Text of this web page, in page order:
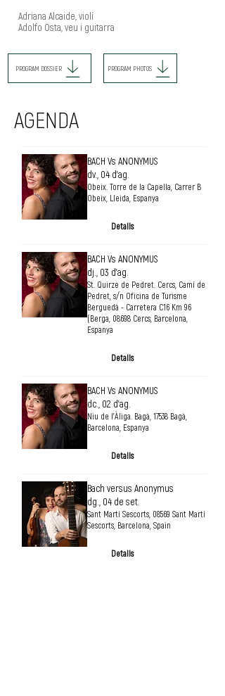
Adriana Alcaide, violí
Adolfo Osta, veu i guitarra
PROGRAM DOSSIER PROGRAM PHOTOS
AGENDA
BACH Vs ANONYMUS
dv., 04 d’ag.
Obeix. Torre de la Capella, Carrer B
Obeix, Lleida, Espanya
Detalls
BACH Vs ANONYMUS
dj., 03 d’ag.
St. Quirze de Pedret. Cercs, Camí de
Pedret, s/n Oficina de Turisme
Berguedà - Carretera C16 Km 96
(Berga, 08698 Cercs, Barcelona,
Espanya
Detalls
BACH Vs ANONYMUS
dc., 02 d’ag.
Niu de l'Àliga. Bagà, 17538 Bagà,
Barcelona, Espanya
Detalls
Bach versus Anonymus
dg., 04 de set.
Sant Martí Sescorts, 08569 Sant Martí
Sescorts, Barcelona, Spain
Detalls